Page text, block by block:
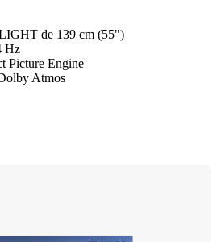
de 139 cm (55")
Hz
Picture Engine
Atmos